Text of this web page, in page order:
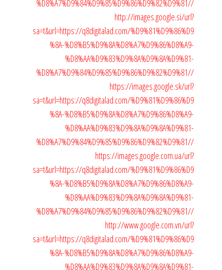
%D8%A7%D9%84%D9%85%D9%86%D9%82%D9%81//
http://images.google.si/url?
sa=t&url=https://q8digitalad.com/%D9%81%D9%86%D9
%8A-%D8%B5%D9%8A%D8%A7%D9%86%D8%A9-
%D8%AA%D9%83%D9%8A%D9%8A%D9%81-
%D8%A7%D9%84%D9%85%D9%86%D9%82%D9%81//
https://images.google.sk/url?
sa=t&url=https://q8digitalad.com/%D9%81%D9%86%D9
%8A-%D8%B5%D9%8A%D8%A7%D9%86%D8%A9-
%D8%AA%D9%83%D9%8A%D9%8A%D9%81-
%D8%A7%D9%84%D9%85%D9%86%D9%82%D9%81//
https://images.google.com.ua/url?
sa=t&url=https://q8digitalad.com/%D9%81%D9%86%D9
%8A-%D8%B5%D9%8A%D8%A7%D9%86%D8%A9-
%D8%AA%D9%83%D9%8A%D9%8A%D9%81-
%D8%A7%D9%84%D9%85%D9%86%D9%82%D9%81//
http://www.google.com.vn/url?
sa=t&url=https://q8digitalad.com/%D9%81%D9%86%D9
%8A-%D8%B5%D9%8A%D8%A7%D9%86%D8%A9-
%D8%AA%D9%83%D9%8A%D9%8A%D9%81-